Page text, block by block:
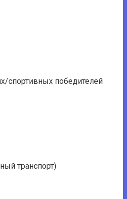
спортивных победителей
транспорт)